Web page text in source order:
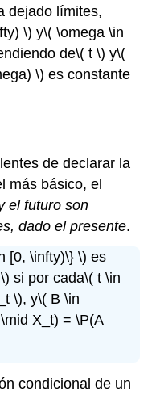
dejado límites,
\) y\( \omega \in
de\( t \) y\(
\) es constante
de declarar la
más básico, el
el futuro son
dado el presente.
[0, \infty)\} \) es
si por cada\( t \in
\), y\( B \in
X_t) = \P(A
condicional de un